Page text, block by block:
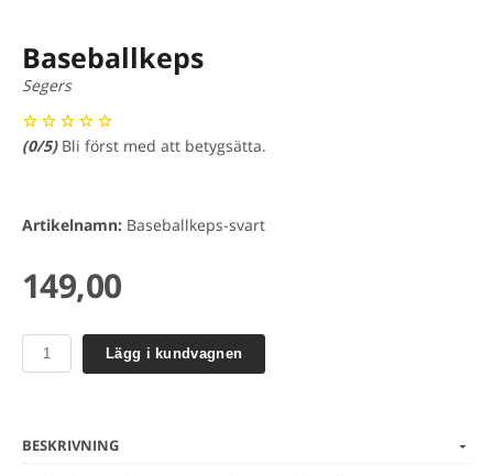
Baseballkeps
Segers
(0/5) Bli först med att betygsätta.
Artikelnamn: Baseballkeps-svart
149,00
Lägg i kundvagnen
BESKRIVNING